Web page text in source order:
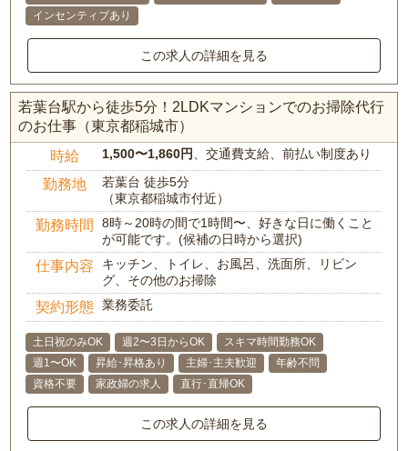
インセンティブあり
この求人の詳細を見る
若葉台駅から徒歩5分！2LDKマンションでのお掃除代行
のお仕事（東京都稲城市）
時給 1,500〜1,860円、交通費支給、前払い制度あり
勤務地
若葉台 徒歩5分
（東京都稲城市付近）
勤務時間
8時～20時の間で1時間〜、好きな日に働くこと
が可能です。(候補の日時から選択)
仕事内容
キッチン、トイレ、お風呂、洗面所、リビン
グ、その他のお掃除
契約形態 業務委託
土日祝のみOK 週2〜3日からOK
スキマ時間勤務OK
週1〜OK
昇給･昇格あり 主婦･主夫歓迎
年齢不問
資格不要
家政婦の求人 直行･直帰OK
この求人の詳細を見る